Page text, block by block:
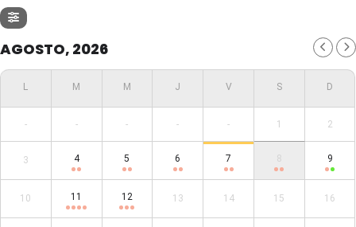
AGOSTO, 2026
- - - - - 1 2
3 4 5 6 7 8 9
10 11 12 13 14 15 16